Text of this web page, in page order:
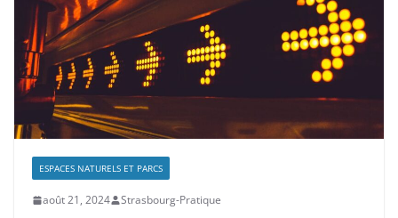
ESPACES NATURELS ET PARCS
août 21, 2024 Strasbourg-Pratique